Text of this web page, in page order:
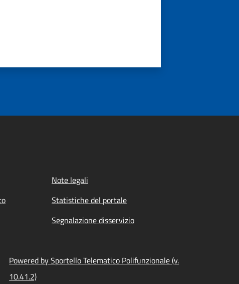
Note legali
Statistiche del portale
Segnalazione disservizio
Powered by Sportello Telematico Polifunzionale (v.
10.41.2)